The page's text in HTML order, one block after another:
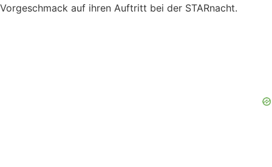
Vorgeschmack auf ihren Auftritt bei der STARnacht.